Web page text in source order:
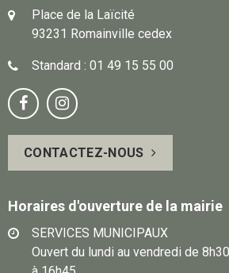
Place de la Laïcité
93231 Romainville cedex
Standard : 01 49 15 55 00
Notre
page
Facebook
Suivez-
vous
sur
CONTACTEZ-NOUS
Horaires d'ouverture de la mairie
SERVICES MUNICIPAUX
Ouvert du lundi au vendredi de